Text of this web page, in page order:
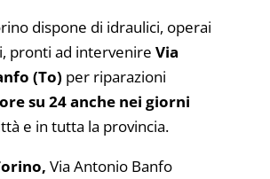
dispone di idraulici, operai
pronti ad intervenire Via
(To) per riparazioni
su 24 anche nei giorni
e in tutta la provincia.
Via Antonio Banfo